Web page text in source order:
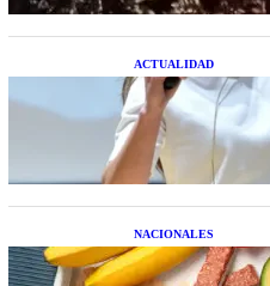
ACTUALIDAD
La startup
resolver el
NACIONALES
Nutrición
temporada que